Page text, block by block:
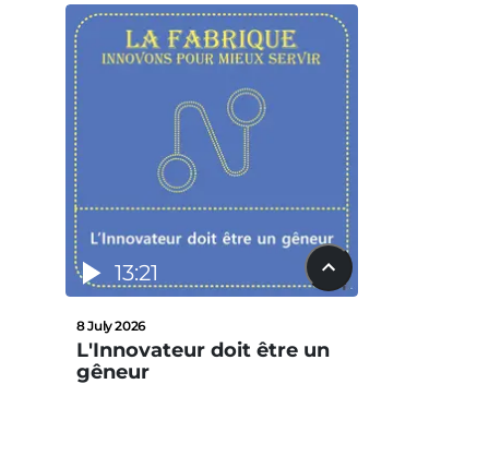
13:21
8 July 2026
L'Innovateur doit être un
gêneur